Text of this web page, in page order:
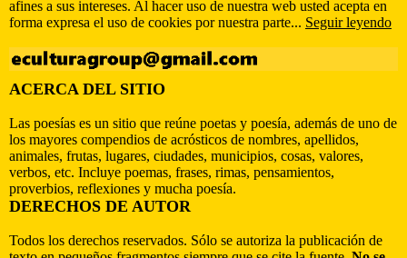
afines a sus intereses. Al hacer uso de nuestra web usted acepta en
forma expresa el uso de cookies por nuestra parte... Seguir leyendo
ACERCA DEL SITIO
Las poesías es un sitio que reúne poetas y poesía, además de uno de
los mayores compendios de acrósticos de nombres, apellidos,
animales, frutas, lugares, ciudades, municipios, cosas, valores,
verbos, etc. Incluye poemas, frases, rimas, pensamientos,
proverbios, reflexiones y mucha poesía.
DERECHOS DE AUTOR
Todos los derechos reservados. Sólo se autoriza la publicación de